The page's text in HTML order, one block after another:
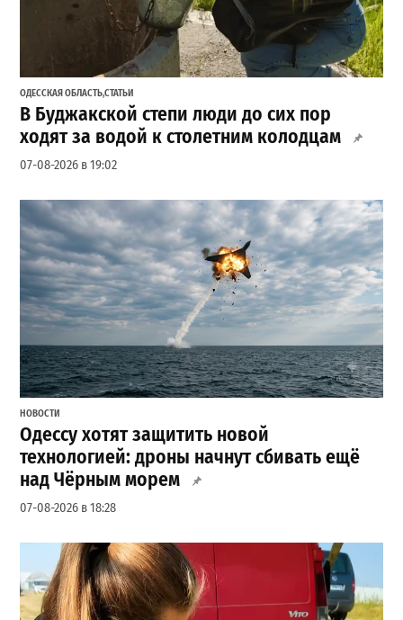
ОДЕССКАЯ ОБЛАСТЬ,СТАТЬИ
В Буджакской степи люди до сих пор
ходят за водой к столетним колодцам
07-08-2026 в 19:02
НОВОСТИ
Одессу хотят защитить новой
технологией: дроны начнут сбивать ещё
над Чёрным морем
07-08-2026 в 18:28